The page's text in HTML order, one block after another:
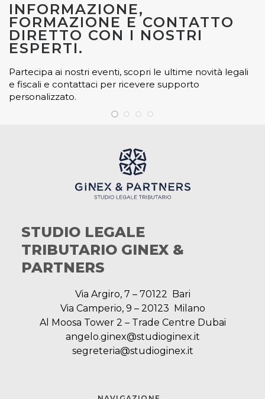
INFORMAZIONE,
FORMAZIONE E CONTATTO
DIRETTO CON I NOSTRI
ESPERTI.
Partecipa ai nostri eventi, scopri le ultime novità legali
e fiscali e contattaci per ricevere supporto
personalizzato.
STUDIO LEGALE
TRIBUTARIO GINEX &
PARTNERS
Via Argiro, 7 – 70122 Bari
Via Camperio, 9 – 20123 Milano
Al Moosa Tower 2 – Trade Centre Dubai
angelo.ginex@studioginex.it
segreteria@studioginex.it